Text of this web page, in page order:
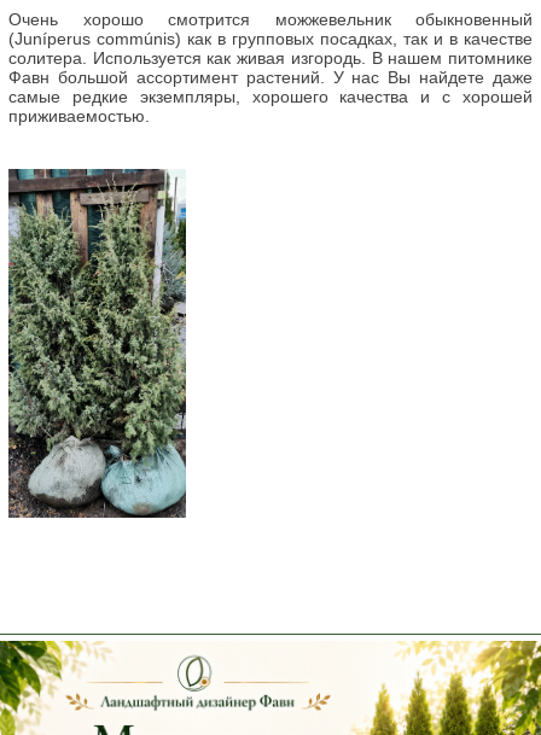
Очень хорошо смотрится можжевельник обыкновенный
(Juníperus commúnis) как в групповых посадках, так и в качестве
солитера. Используется как живая изгородь. В нашем питомнике
Фавн большой ассортимент растений. У нас Вы найдете даже
самые редкие экземпляры, хорошего качества и с хорошей
приживаемостью.